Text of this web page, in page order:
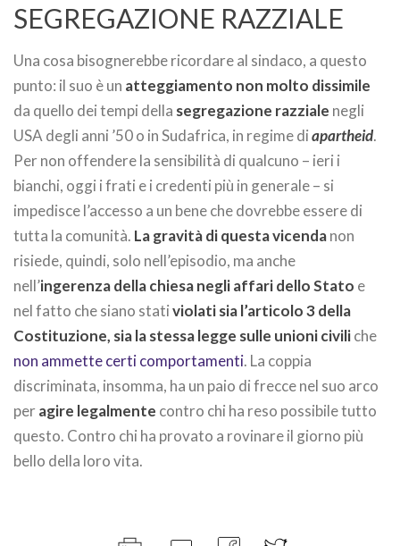
SEGREGAZIONE RAZZIALE
Una cosa bisognerebbe ricordare al sindaco, a questo
punto: il suo è un atteggiamento non molto dissimile
da quello dei tempi della segregazione razziale negli
USA degli anni ’50 o in Sudafrica, in regime diapartheid.
Per non offendere la sensibilità di qualcuno – ieri i
bianchi, oggi i frati e i credenti più in generale – si
impedisce l’accesso a un bene che dovrebbe essere di
tutta la comunità. La gravità di questa vicendanon
risiede, quindi, solo nell’episodio, ma anche
nell’ingerenza della chiesa negli affari dello Stato e
nel fatto che siano stativiolati sia l’articolo 3 della
Costituzione, sia la stessa legge sulle unioni civiliche
non ammette certi comportamenti. La coppia
discriminata, insomma, ha un paio di frecce nel suo arco
peragire legalmente contro chi ha reso possibile tutto
questo. Contro chi ha provato a rovinare il giorno più
bello della loro vita.